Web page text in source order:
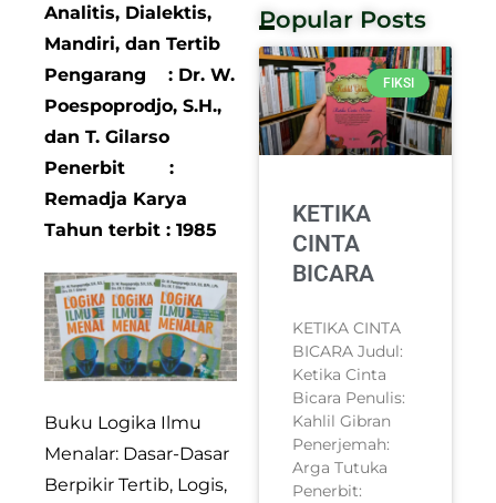
Analitis, Dialektis,
Mandiri, dan Tertib
Pengarang : Dr. W.
Poespoprodjo, S.H.,
dan T. Gilarso
Penerbit :
Remadja Karya
Tahun terbit : 1985
Buku Logika Ilmu
Menalar: Dasar-Dasar
Berpikir Tertib, Logis,
Popular Posts
FIKSI
KETIKA
CINTA
BICARA
KETIKA CINTA
BICARA Judul:
Ketika Cinta
Bicara Penulis:
Kahlil Gibran
Penerjemah:
Arga Tutuka
Penerbit: